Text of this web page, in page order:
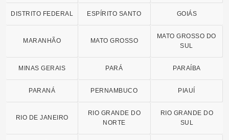
DISTRITO FEDERAL ESPÍRITO SANTO GOIÁS
MARANHÃO MATO GROSSO
MATO GROSSO DO
SUL
MINAS GERAIS PARÁ PARAÍBA
PARANÁ PERNAMBUCO PIAUÍ
RIO DE JANEIRO
RIO GRANDE DO
NORTE
RIO GRANDE DO
SUL